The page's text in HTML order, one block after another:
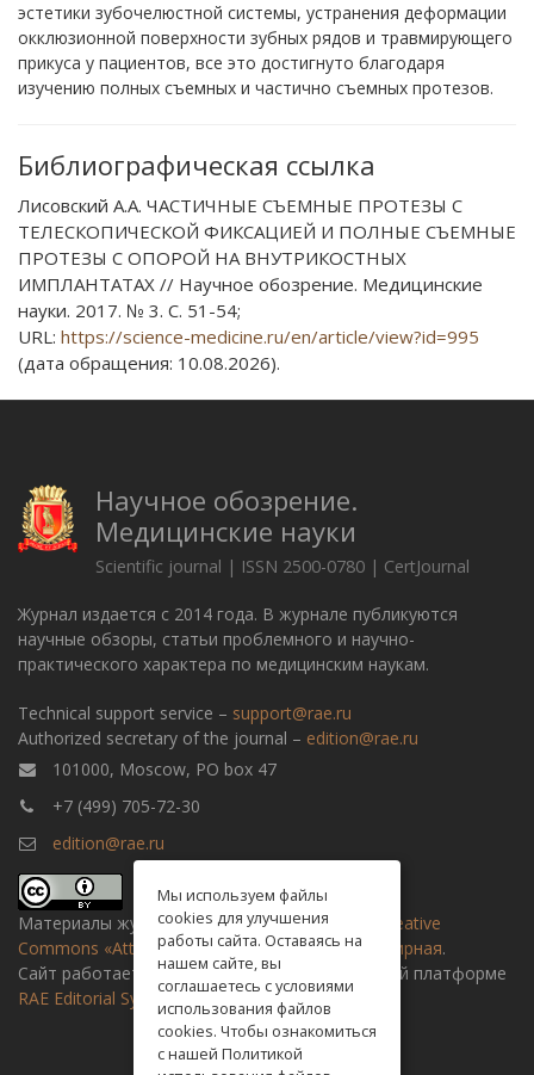
эстетики зубочелюстной системы, устранения деформации
окклюзионной поверхности зубных рядов и травмирующего
прикуса у пациентов, все это достигнуто благодаря
изучению полных съемных и частично съемных протезов.
Библиографическая ссылка
Лисовский А.А. ЧАСТИЧНЫЕ СЪЕМНЫЕ ПРОТЕЗЫ С
ТЕЛЕСКОПИЧЕСКОЙ ФИКСАЦИЕЙ И ПОЛНЫЕ СЪЕМНЫЕ
ПРОТЕЗЫ С ОПОРОЙ НА ВНУТРИКОСТНЫХ
ИМПЛАНТАТАХ // Научное обозрение. Медицинские
науки. 2017. № 3. С. 51-54;
URL: https://science-medicine.ru/en/article/view?id=995
(дата обращения: 10.08.2026).
Научное обозрение.
Медицинские науки
Scientific journal | ISSN 2500-0780 | CertJournal
Журнал издается с 2014 года. В журнале публикуются
научные обзоры, статьи проблемного и научно-
практического характера по медицинским наукам.
Technical support service – support@rae.ru
Authorized secretary of the journal – edition@rae.ru
101000, Moscow, PO box 47
+7 (499) 705-72-30
edition@rae.ru
Материалы журнала доступны полицензии Creative
Commons «Attribution» («Атрибуция») 4.0 Всемирная.
Сайт работает на универсальной издательской платформе
RAE Editorial System
Мы используем файлы
cookies для улучшения
работы сайта. Оставаясь на
нашем сайте, вы
соглашаетесь с условиями
использования файлов
cookies. Чтобы ознакомиться
с нашей Политикой